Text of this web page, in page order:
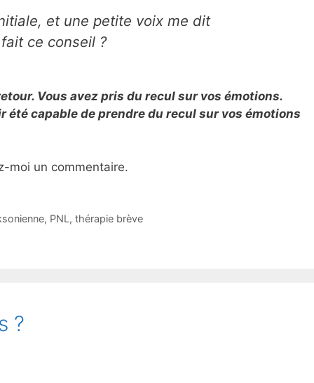
et une petite voix me dit
ce conseil ?
Vous avez pris du recul sur vos émotions.
été capable de prendre du recul sur vos émotions
moi un commentaire.
, PNL , thérapie brève
?